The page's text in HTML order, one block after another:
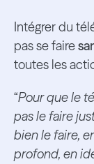
Intégrer du
pas se faire
toutes les
“Pour que le
pas le faire
bien le faire,
profond, en